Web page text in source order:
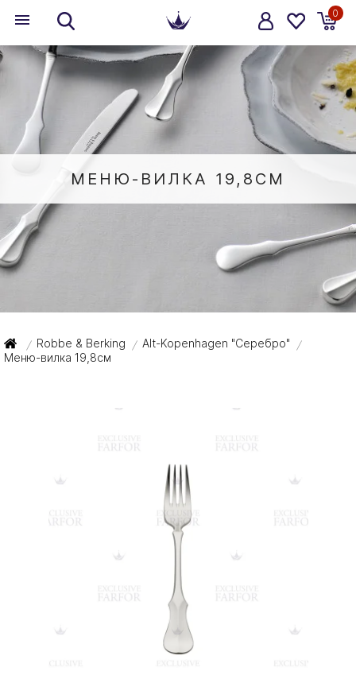
0
МЕНЮ-ВИЛКА 19,8СМ
/ Robbe & Berking / Alt-Kopenhagen "Серебро" /
Меню-вилка 19,8см